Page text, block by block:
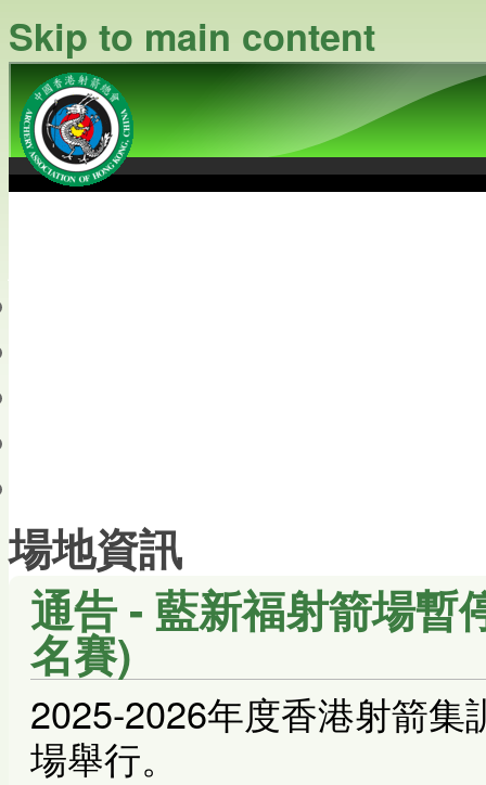
Skip to main content
場地資訊
通告 - 藍新福射箭場暫
名賽)
2025-2026年度香港射箭
場舉行。